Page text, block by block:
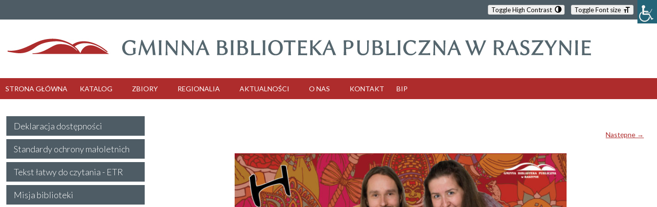
Toggle High Contrast Toggle Font size
STRONA GŁÓWNA KATALOG ZBIORY REGIONALIA AKTUALNOŚCI O NAS KONTAKT BIP
Następne →
Deklaracja dostępności
Standardy ochrony małoletnich
Tekst łatwy do czytania - ETR
Misja biblioteki